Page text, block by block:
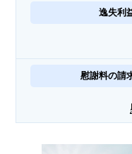
逸失利
慰謝料の請